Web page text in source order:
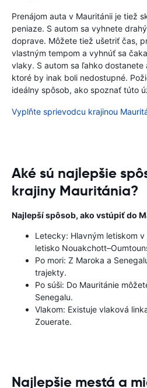
Prenájom auta v Mauritánii je tiež
peniaze. S autom sa vyhnete
doprave. Môžete tiež ušetriť čas,
vlastným tempom a vyhnúť sa
vlaky. S autom sa ľahko dostanete
ktoré by inak boli nedostupné.
ideálny spôsob, ako spoznať túto
Vyplňte sprievodcu krajinou
Aké sú najlepšie
krajiny Mauritánia?
Najlepší spôsob, ako vstúpiť do
Letecky: Hlavným letiskom
letisko
Po mori: Z Maroka a
trajekty.
Po súši: Do Mauritánie
Senegalu.
Vlakom: Existuje vlaková
Zouerate.
Najlepšie mestá a